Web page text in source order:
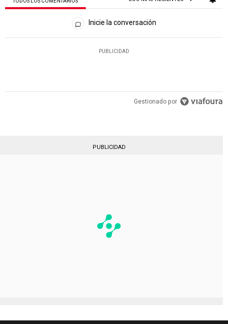
Todos los comentarios
Inicie la conversación
PUBLICIDAD
Gestionado por
PUBLICIDAD